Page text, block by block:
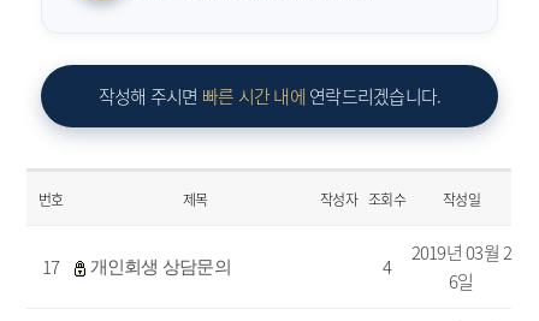
작성해 주시면 빠른 시간 내에 연락드리겠습니다.
번호 제목 작성자 조회수 작성일
17 개인회생 상담문의 4
2019년 03월 2
6일